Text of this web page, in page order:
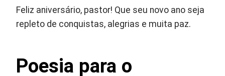
Feliz aniversário, pastor! Que seu novo ano seja
repleto de conquistas, alegrias e muita paz.
Poesia para o